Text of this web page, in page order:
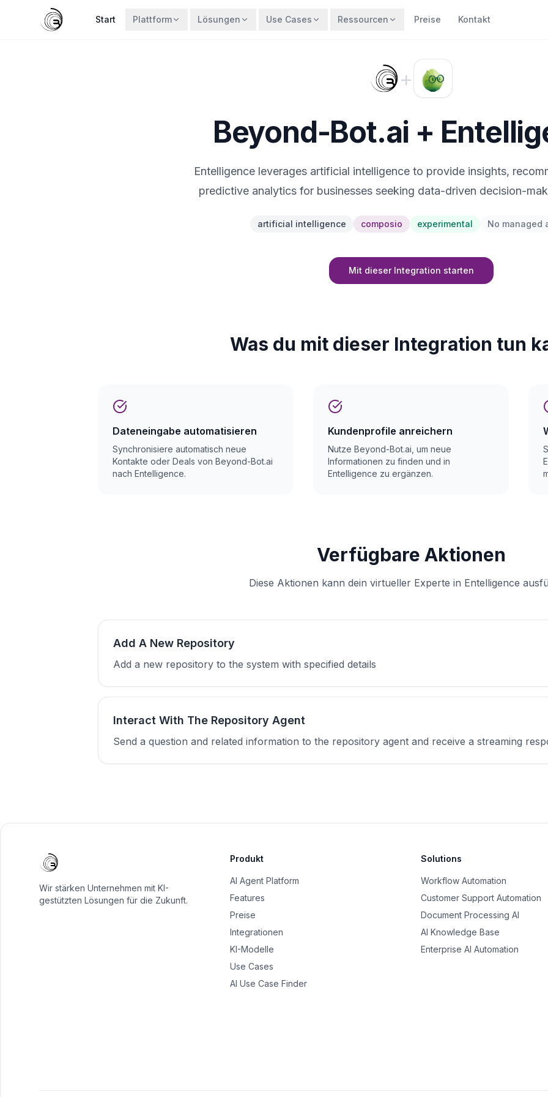
Start Plattform Lösungen Use Cases Ressourcen Preise Kontakt
+
Beyond-Bot.ai +
Entelligence leverages artificial intelligence to provide insights,
predictive analytics for businesses seeking data-driven decision-
artificial intelligence composio experimental No managed
Mit dieser Integration starten
Was du mit dieser Integration tun
Dateneingabe automatisieren
Synchronisiere automatisch neue
Kontakte oder Deals von Beyond-Bot.ai
nach Entelligence.
Kundenprofile anreichern
Nutze Beyond-Bot.ai, um neue
Informationen zu finden und in
Entelligence zu ergänzen.
Verfügbare Aktionen
Diese Aktionen kann dein virtueller Experte in Entelligence
Add A New Repository
Add a new repository to the system with specified details
Interact With The Repository Agent
Send a question and related information to the repository agent and receive a streaming
Wir stärken Unternehmen mit KI-
gestützten Lösungen für die Zukunft.
Produkt
AI Agent Platform
Features
Preise
Integrationen
KI-Modelle
Use Cases
AI Use Case Finder
Solutions
Workflow Automation
Customer Support Automation
Document Processing AI
AI Knowledge Base
Enterprise AI Automation